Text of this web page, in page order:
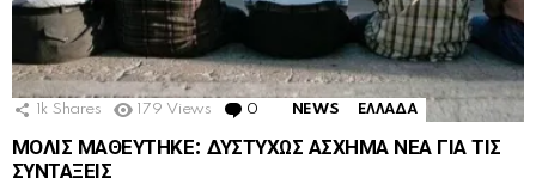
1k Shares 179 Views 0 Comments
NEWS ΕΛΛΑΔΑ
ΜΟΛΙΣ ΜΑΘΕΥΤΗΚΕ: ΔΥΣΤΥΧΩΣ ΑΣΧΗΜΑ ΝΕΑ ΓΙΑ ΤΙΣ
ΣΥΝΤΑΞΕΙΣ